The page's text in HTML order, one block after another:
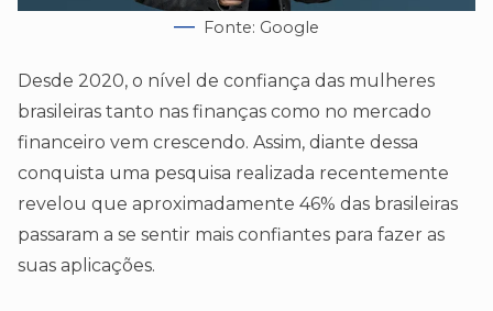
Fonte: Google
Desde 2020, o nível de confiança das mulheres
brasileiras tanto nas finanças como no mercado
financeiro vem crescendo. Assim, diante dessa
conquista uma pesquisa realizada recentemente
revelou que aproximadamente 46% das brasileiras
passaram a se sentir mais confiantes para fazer as
suas aplicações.